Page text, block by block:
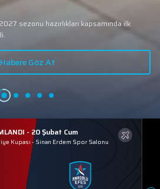
sezonu hazırlıkları kapsamında ilk
Habere Göz At
- 20 Şubat Cum
Kupası - Sinan Erdem Spor Salonu